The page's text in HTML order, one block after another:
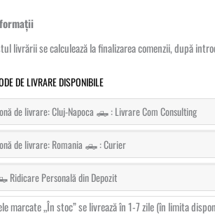
livrării se calculează la finalizarea comenzii, după
DE LIVRARE DISPONIBILE
de livrare: Cluj-Napoca 🛻 : Livrare Com Consulting
de livrare: Romania 🛻 : Curier
Ridicare Personală din Depozit
marcate „În stoc” se livrează în 1-7 zile (în limita